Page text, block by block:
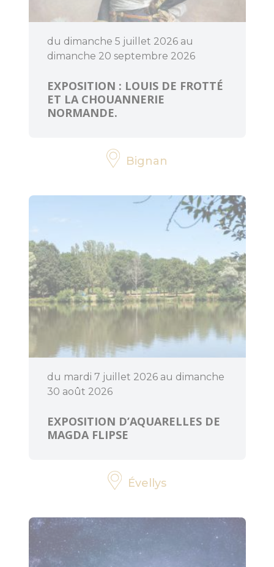
BOUGER
A voir, à faire
famille
Les enquêtes
du dimanche 5 juillet 2026 au
dimanche 20 septembre 2026
EXPOSITION : LOUIS DE FROTTÉ
ET LA CHOUANNERIE
NORMANDE.
Bignan
du mardi 7 juillet 2026 au dimanche
30 août 2026
EXPOSITION D’AQUARELLES DE
MAGDA FLIPSE
Évellys